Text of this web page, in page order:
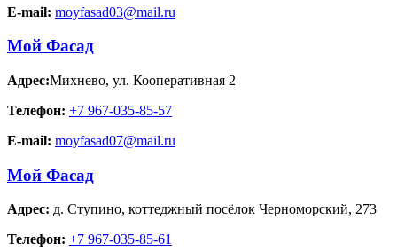
E-mail: moyfasad03@mail.ru
Мой Фасад
Адрес:Михнево, ул. Кооперативная 2
Телефон: +7 967-035-85-57
E-mail: moyfasad07@mail.ru
Мой Фасад
Адрес: д. Ступино, коттеджный посёлок Черноморский, 273
Телефон: +7 967-035-85-61